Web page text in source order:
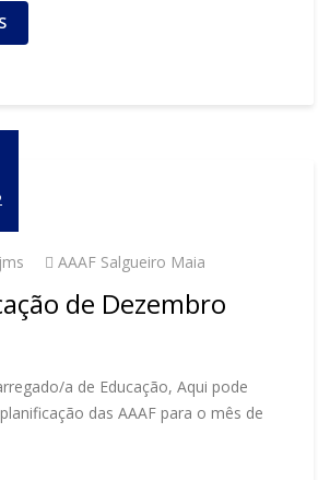
AAAF Salgueiro Maia
de Dezembro
a de Educação, Aqui pode
das AAAF para o mês de